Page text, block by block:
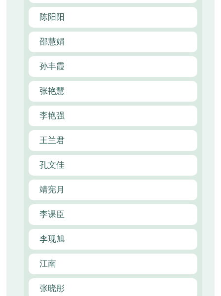
陈阳阳
邵慧娟
孙丰霞
张艳慧
李艳强
王兰君
孔文佳
靖宪月
李课臣
李现旭
江南
张晓彤